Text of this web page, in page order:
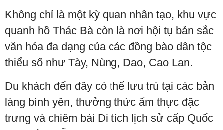
Không chỉ là một kỳ quan nhân tạo, khu vực
quanh hồ Thác Bà còn là nơi hội tụ bản sắc
văn hóa đa dạng của các đồng bào dân tộc
thiểu số như Tày, Nùng, Dao, Cao Lan.
Du khách đến đây có thể lưu trú tại các bản
làng bình yên, thưởng thức ẩm thực đặc
trưng và chiêm bái Di tích lịch sử cấp Quốc